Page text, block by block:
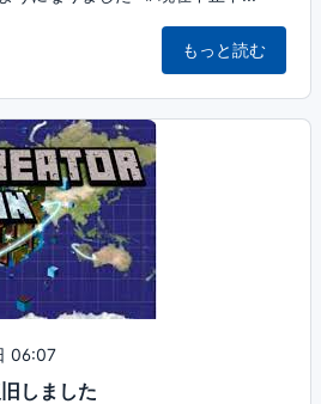
もっと読む
06:07
しました